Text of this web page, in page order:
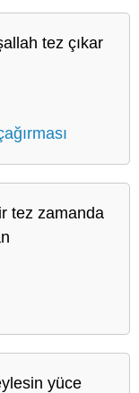
tez çıkar
tez zamanda
yüce